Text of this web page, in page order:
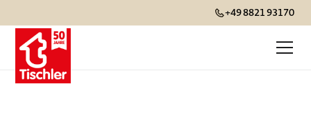
+49 8821 93170